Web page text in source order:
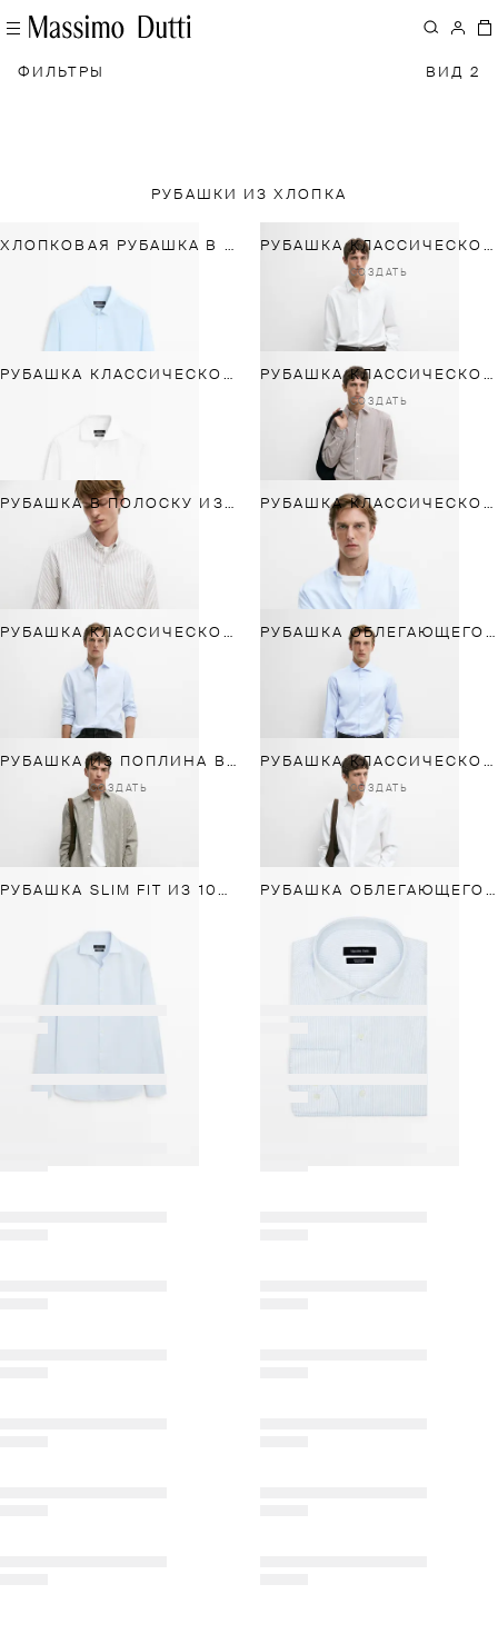
ФИЛЬТРЫ ВИД 2
РУБАШКИ ИЗ ХЛОПКА
ХЛОПКОВАЯ РУБАШКА В ПОЛОСКУ РУБАШКА КЛАССИЧЕСКОГО КРОЯ ИЗ 100% ХЛОПКА
СОЗДАТЬ
РУБАШКА КЛАССИЧЕСКОГО КРОЯ ИЗ 100% ХЛОПКА РУБАШКА КЛАССИЧЕСКОГО КРОЯ В ПОЛОСКУ ИЗ 100% ХЛОПКА
СОЗДАТЬ
РУБАШКА В ПОЛОСКУ ИЗ 100% ХЛОПКА КЛАССИЧЕСКОГО КРОЯ РУБАШКА КЛАССИЧЕСКОГО КРОЯ ИЗ 100% ХЛОПКА В ПОЛОСКУ
РУБАШКА КЛАССИЧЕСКОГО КРОЯ ИЗ 100% ХЛОПКА РУБАШКА ОБЛЕГАЮЩЕГО КРОЯ ИЗ 100% ХЛОПКА С ДВОЙНЫМИ МАНЖЕТАМИ
РУБАШКА ИЗ ПОПЛИНА В ПОЛОСКУ КЛАССИЧЕСКОГО КРОЯ
СОЗДАТЬ
РУБАШКА КЛАССИЧЕСКОГО КРОЯ ИЗ 100% ХЛОПКОВОГО ПОПЛИНА
СОЗДАТЬ
РУБАШКА SLIM FIT ИЗ 100% ХЛОПКА РУБАШКА ОБЛЕГАЮЩЕГО КРОЯ ИЗ 100% ХЛОПКА В ДВОЙНУЮ ПОЛОСКУ